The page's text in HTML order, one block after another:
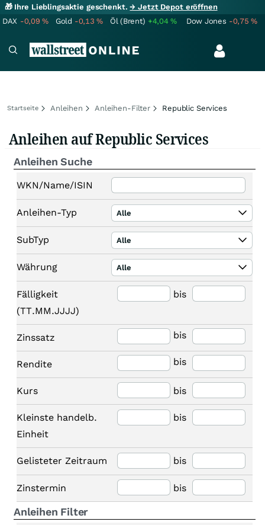
🎁 Ihre Lieblingsaktie geschenkt.→ Jetzt Depot eröffnen
DAX -0,09% Gold -0,13% Öl (Brent) +4,04% Dow Jones -0,75%
Startseite Anleihen Anleihen-Filter Republic Services
Anleihen auf Republic Services
Anleihen Suche
WKN/Name/ISIN
Anleihen-Typ Alle
SubTyp Alle
Währung Alle
Fälligkeit
(TT.MM.JJJJ)
bis
Zinssatz bis
Rendite bis
Kurs bis
Kleinste handelb.
Einheit
bis
Gelisteter Zeitraum bis
Zinstermin bis
Anleihen Filter